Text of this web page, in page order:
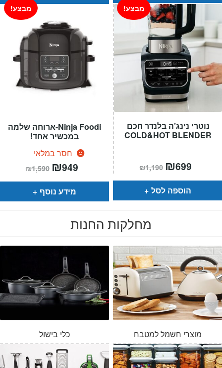
Ninja Foodi-ארוחה שלמה
במכשיר אחד!
חסר במלאי
מבצע!
₪1,590 המחיר
המקורי
היה:
₪949
הוא:
מידע נוסף
נוטרי נינג’ה בלנדר חכם
COLD&HOT BLENDER
מבצע!
₪1,190 המחיר
המקורי
היה:
₪699
הוא:
הוספה לסל
מחלקות החנות
כלי בישול מוצרי חשמל למטבח